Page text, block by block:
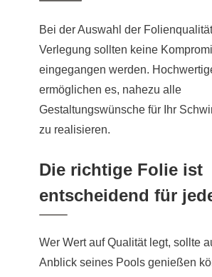
Bei der Auswahl der
Verlegung sollten keine
eingegangen werden.
ermöglichen es, nahezu alle
Gestaltungswünsche für Ihr
zu realisieren.
Die richtige Folie ist
entscheidend für
Wer Wert auf Qualität legt, sollte
Anblick seines Pools genießen